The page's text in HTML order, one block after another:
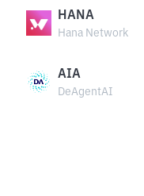
HANA
Hana Network
AIA
DeAgentAI